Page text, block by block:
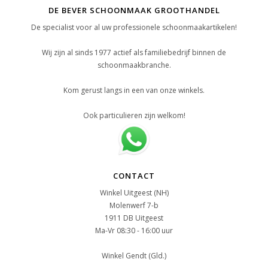
DE BEVER SCHOONMAAK GROOTHANDEL
De specialist voor al uw professionele schoonmaakartikelen!
Wij zijn al sinds 1977 actief als familiebedrijf binnen de
schoonmaakbranche.
Kom gerust langs in een van onze winkels.
Ook particulieren zijn welkom!
CONTACT
Winkel Uitgeest (NH)
Molenwerf 7-b
1911 DB Uitgeest
Ma-Vr 08:30 - 16:00 uur
Winkel Gendt (Gld.)